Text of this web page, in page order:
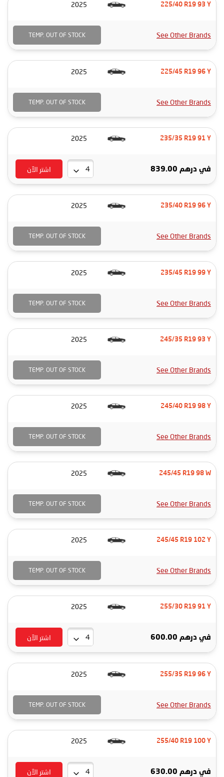
225/40 R19 93 Y
2025
See Other Brands
TEMP. OUT OF STOCK
225/45 R19 96 Y
2025
See Other Brands
TEMP. OUT OF STOCK
235/35 R19 91 Y
2025
في درهم 839.00 اشتر الآن
235/40 R19 96 Y
2025
See Other Brands
TEMP. OUT OF STOCK
235/45 R19 99 Y
2025
See Other Brands
TEMP. OUT OF STOCK
245/35 R19 93 Y
2025
See Other Brands
TEMP. OUT OF STOCK
245/40 R19 98 Y
2025
See Other Brands
TEMP. OUT OF STOCK
245/45 R19 98 W
2025
See Other Brands
TEMP. OUT OF STOCK
245/45 R19 102 Y
2025
See Other Brands
TEMP. OUT OF STOCK
255/30 R19 91 Y
2025
في درهم 600.00 اشتر الآن
255/35 R19 96 Y
2025
See Other Brands
TEMP. OUT OF STOCK
255/40 R19 100 Y
2025
في درهم 630.00 اشتر الآن